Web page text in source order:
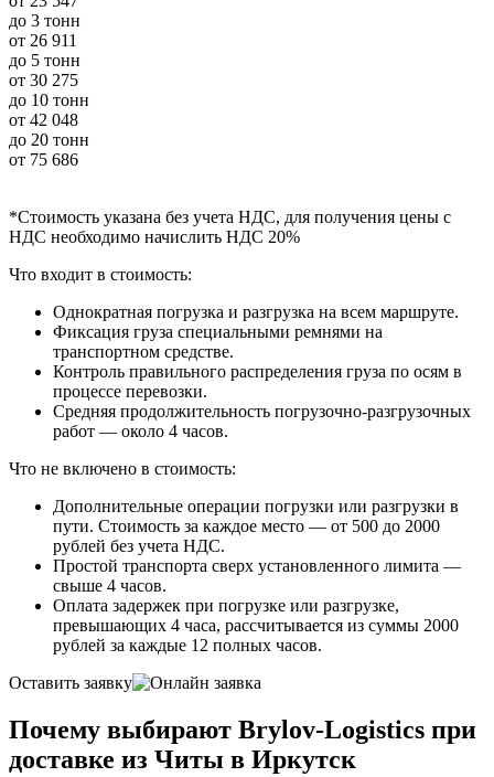
до 3 тонн
от 26 911
до 5 тонн
от 30 275
до 10 тонн
от 42 048
до 20 тонн
от 75 686
*Стоимость указана без учета НДС, для получения цены с
НДС необходимо начислить НДС 20%
Что входит в стоимость:
Однократная погрузка и разгрузка на всем маршруте.
Фиксация груза специальными ремнями на
транспортном средстве.
Контроль правильного распределения груза по осям в
процессе перевозки.
Средняя продолжительность погрузочно-разгрузочных
работ — около 4 часов.
Что не включено в стоимость:
Дополнительные операции погрузки или разгрузки в
пути. Стоимость за каждое место — от 500 до 2000
рублей без учета НДС.
Простой транспорта сверх установленного лимита —
свыше 4 часов.
Оплата задержек при погрузке или разгрузке,
превышающих 4 часа, рассчитывается из суммы 2000
рублей за каждые 12 полных часов.
Оставить заявку
Почему выбирают Brylov-Logistics при
доставке из Читы в Иркутск